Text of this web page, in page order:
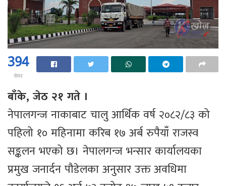
394
सेयर
बाँके, जेठ २१ गते ।
नेपालगन्ज नाकाबाट चालु आर्थिक वर्ष २०८२/८३ को
पहिलो १० महिनामा करिब १७ अर्ब रुपैयाँ राजस्व
सङ्कलन भएको छ। नेपालगन्ज भन्सार कार्यालयका
प्रमुख जनार्दन पौडेलका अनुसार उक्त अवधिमा